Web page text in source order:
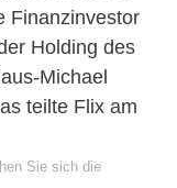
Finanzinvestor
Holding des
Michael
teilte Flix am
Sie sich die